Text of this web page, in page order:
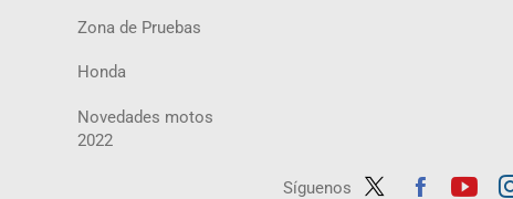
Síguenos
Zona de Pruebas
Honda
Novedades motos
2022